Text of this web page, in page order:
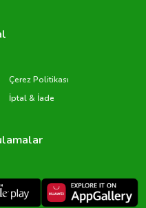
Çerez Politikası
İptal & İade